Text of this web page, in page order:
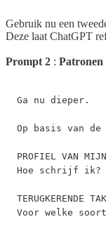
Gebruik nu een
Deze laat ChatGPT
Prompt 2 : Patronen
Ga nu dieper.
Op basis van
PROFIEL VAN
Hoe schrijf ik?
TERUGKERENDE
Voor welke